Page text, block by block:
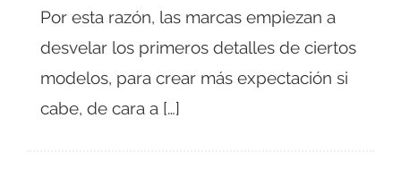
Por esta razón, las marcas empiezan a
desvelar los primeros detalles de ciertos
modelos, para crear más expectación si
cabe, de cara a […]